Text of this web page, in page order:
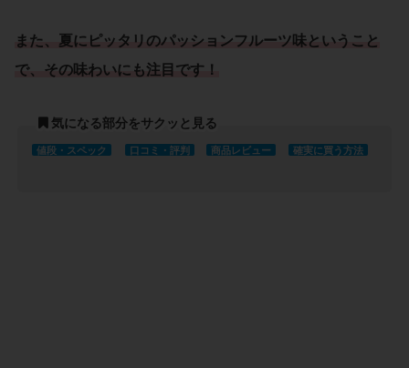
また、夏にピッタリのパッションフルーツ味ということ
で、その味わいにも注目です！
気になる部分をサクッと見る
値段・スペック 口コミ・評判 商品レビュー 確実に買う方法